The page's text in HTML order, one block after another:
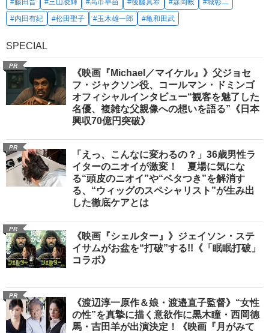
#藤田晋 #三山凌輝 #高市早苗 #後藤真希 #森岡毅
#城彰二
#内田有紀
#松田聖子 #玉木雄一郎 #亀和田武
SPECIAL
PR
《映画『Michael／マイケル』》父ジョセ
フ・ジャクソン役、コールマン・ドミンゴ
オフィシャルインタビュー“観客を魅了した
名優、複雑な父親像への想いを語る”《日本
興収70億円突破》
PR
「えっ、こんなに変わるの？」36歳男性ラ
イターのニオイが激変！ 夏場に気にな
る“頭皮のニオイ”や“ベタつき”を解消す
る、“ウィッグのスペシャリスト”が生み出
した徹底ケアとは
PR
《映画『シェルター』》ジェイソン・ステ
イサムがお盆を“打破”する!!《「眠眠打破」
コラボ》
PR
《渡辺淳一原作＆娘・渡邉直子監督》“女性
の性”を真摯に描く意欲作に黒木瞳・西岡德
馬・吉田羊が出演決定！《映画『月がみて